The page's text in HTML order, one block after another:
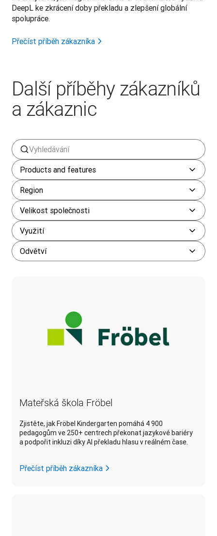
DeepL ke zkrácení doby překladu a zlepšení globální
spolupráce.
Přečíst příběh zákazníka
Další příběhy zákazníků
a zákaznic
Products and features
Region
Velikost společnosti
Využití
Odvětví
Mateřská škola Fröbel
Zjistěte, jak Fröbel Kindergarten pomáhá 4 900
pedagogům ve 250+ centrech překonat jazykové bariéry
a podpořit inkluzi díky AI překladu hlasu v reálném čase.
Přečíst příběh zákazníka